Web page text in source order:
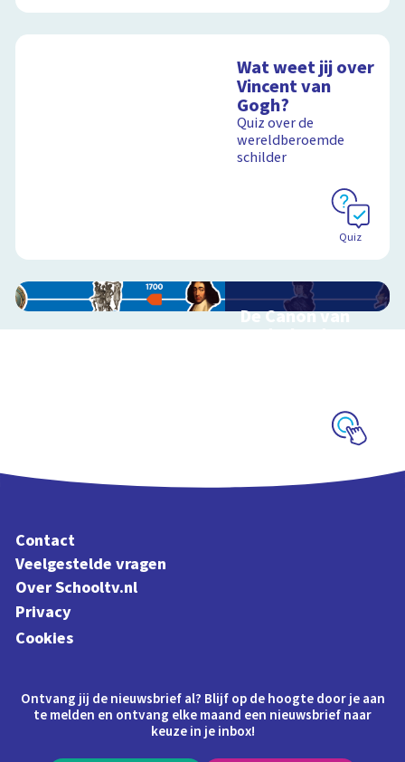
Wat weet jij over
Vincent van
Gogh?
Quiz over de
wereldberoemde
schilder
Quiz
De Canon van
Nederland
Contact
Veelgestelde vragen
Over Schooltv.nl
Privacy
Cookies
Ontvang jij de nieuwsbrief al? Blijf op de hoogte door je aan
te melden en ontvang elke maand een nieuwsbrief naar
keuze in je inbox!